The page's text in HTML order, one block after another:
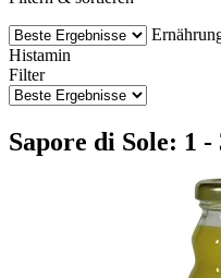
Histamin
Filter
Sapore di Sole: 1